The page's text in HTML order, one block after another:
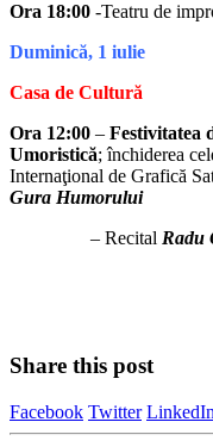
Ora 18:00 -Teatru de
Duminică, 1 iulie
Casa de Cultură
Ora 12:00 – Festivitatea
Umoristică; închiderea
Internaţional de Grafică
Gura Humorului
– Recital Radu
Share this post
Facebook Twitter LinkedIn